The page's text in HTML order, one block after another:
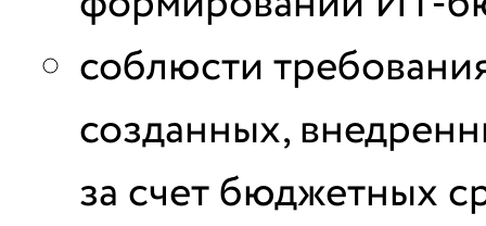
соблюсти
созданных,
за счет бюджетных